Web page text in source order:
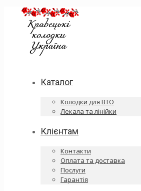
Каталог
Колодки для ВТО
Лекала та лінійки
Клієнтам
Контакти
Оплата та доставка
Послуги
Гарантія